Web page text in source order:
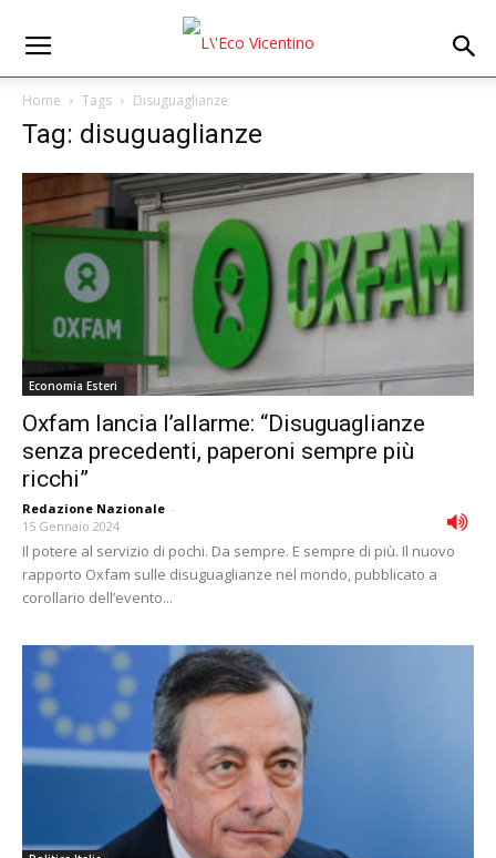
Home Tags Disuguaglianze
Tag: disuguaglianze
Economia Esteri
Oxfam lancia l’allarme: “Disuguaglianze
senza precedenti, paperoni sempre più
ricchi”
Redazione Nazionale -
15 Gennaio 2024
Il potere al servizio di pochi. Da sempre. E sempre di più. Il nuovo
rapporto Oxfam sulle disuguaglianze nel mondo, pubblicato a
corollario dell’evento...